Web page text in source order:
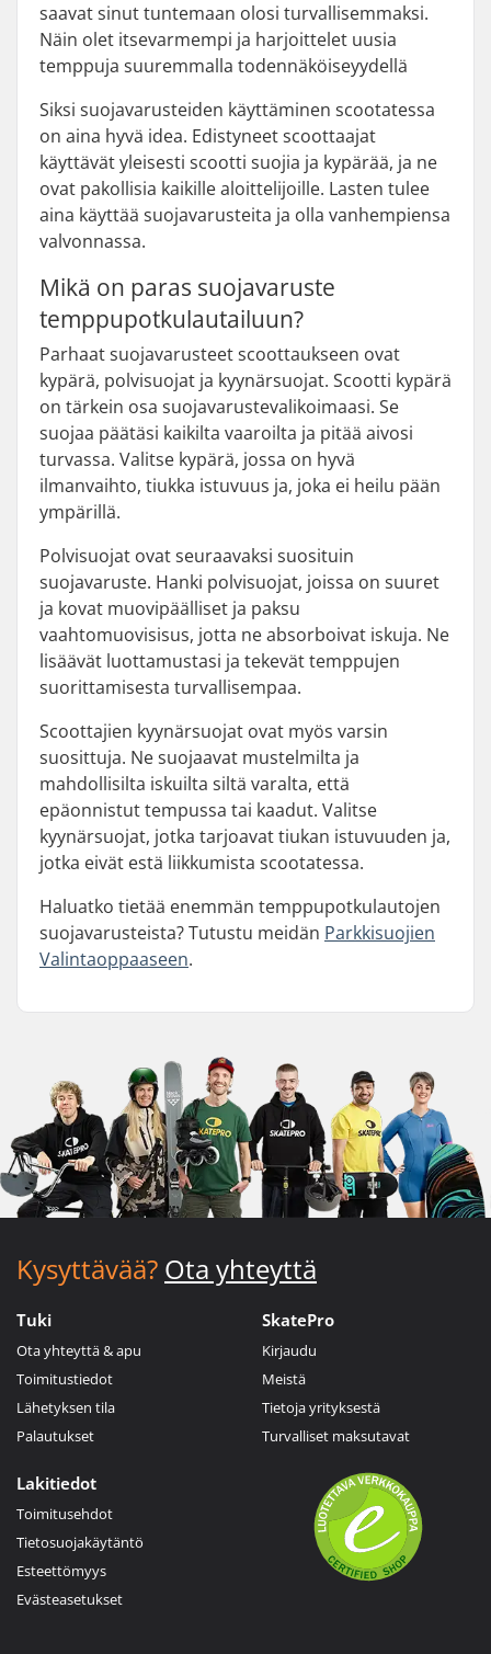
saavat sinut tuntemaan olosi turvallisemmaksi.
Näin olet itsevarmempi ja harjoittelet uusia
temppuja suuremmalla todennäköiseyydellä
Siksi suojavarusteiden käyttäminen scootatessa
on aina hyvä idea. Edistyneet scoottaajat
käyttävät yleisesti scootti suojia ja kypärää, ja ne
ovat pakollisia kaikille aloittelijoille. Lasten tulee
aina käyttää suojavarusteita ja olla vanhempiensa
valvonnassa.
Mikä on paras suojavaruste
temppupotkulautailuun?
Parhaat suojavarusteet scoottaukseen ovat
kypärä, polvisuojat ja kyynärsuojat. Scootti kypärä
on tärkein osa suojavarustevalikoimaasi. Se
suojaa päätäsi kaikilta vaaroilta ja pitää aivosi
turvassa. Valitse kypärä, jossa on hyvä
ilmanvaihto, tiukka istuvuus ja, joka ei heilu pään
ympärillä.
Polvisuojat ovat seuraavaksi suosituin
suojavaruste. Hanki polvisuojat, joissa on suuret
ja kovat muovipäälliset ja paksu
vaahtomuovisisus, jotta ne absorboivat iskuja. Ne
lisäävät luottamustasi ja tekevät temppujen
suorittamisesta turvallisempaa.
Scoottajien kyynärsuojat ovat myös varsin
suosittuja. Ne suojaavat mustelmilta ja
mahdollisilta iskuilta siltä varalta, että
epäonnistut tempussa tai kaadut. Valitse
kyynärsuojat, jotka tarjoavat tiukan istuvuuden ja,
jotka eivät estä liikkumista scootatessa.
Haluatko tietää enemmän temppupotkulautojen
suojavarusteista? Tutustu meidän Parkkisuojien
Valintaoppaaseen.
Kysyttävää? Ota yhteyttä
Tuki
Ota yhteyttä & apu
Toimitustiedot
Lähetyksen tila
Palautukset
SkatePro
Kirjaudu
Meistä
Tietoja yrityksestä
Turvalliset maksutavat
Lakitiedot
Toimitusehdot
Tietosuojakäytäntö
Esteettömyys
Evästeasetukset